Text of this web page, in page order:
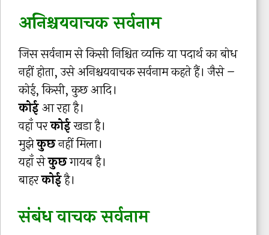
अनिश्चयवाचक सर्वनाम
जिस सर्वनाम से किसी निश्चित व्यक्ति या पदार्थ का बोध
नहीं होता, उसे अनिश्चयवाचक सर्वनाम कहते हैं। जैसे –
कोई, किसी, कुछ आदि।
कोईआ रहा है।
वहाँ परकोईखडा है।
मुझेकुछनहीं मिला।
यहाँ सेकुछगायब है।
बाहरकोईहै।
संबंध वाचक सर्वनाम